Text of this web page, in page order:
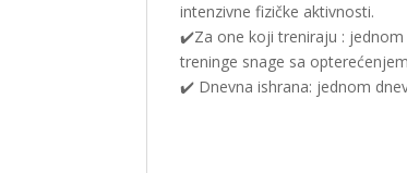
intenzivne fizičke aktivnosti.
✔️Za one koji treniraju : jednom
treninge snage sa
✔️ Dnevna ishrana: jednom